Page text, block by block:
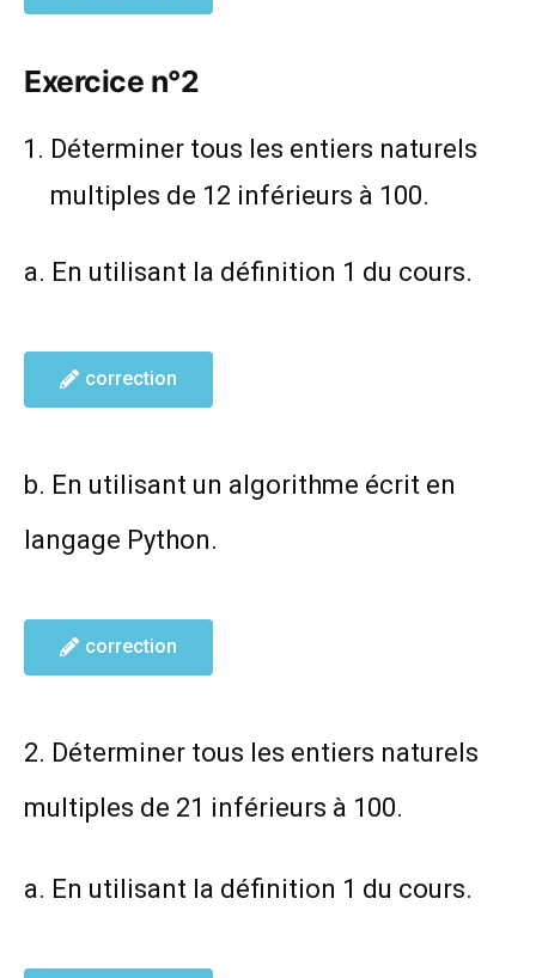
Exercice n°2
Déterminer tous les entiers naturels
multiples de 12 inférieurs à 100.
a. En utilisant la définition 1 du cours.
correction
b. En utilisant un algorithme écrit en
langage Python.
correction
2. Déterminer tous les entiers naturels
multiples de 21 inférieurs à 100.
a. En utilisant la définition 1 du cours.